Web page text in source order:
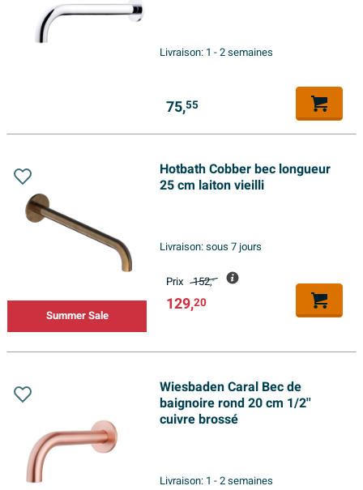
Livraison: 1 - 2 semaines
75,55
Summer Sale
Hotbath Cobber bec longueur
25 cm laiton vieilli
Livraison:sous 7 jours
Prix 152,-
129,20
Wiesbaden Caral Bec de
baignoire rond 20 cm 1/2''
cuivre brossé
Livraison: 1 - 2 semaines